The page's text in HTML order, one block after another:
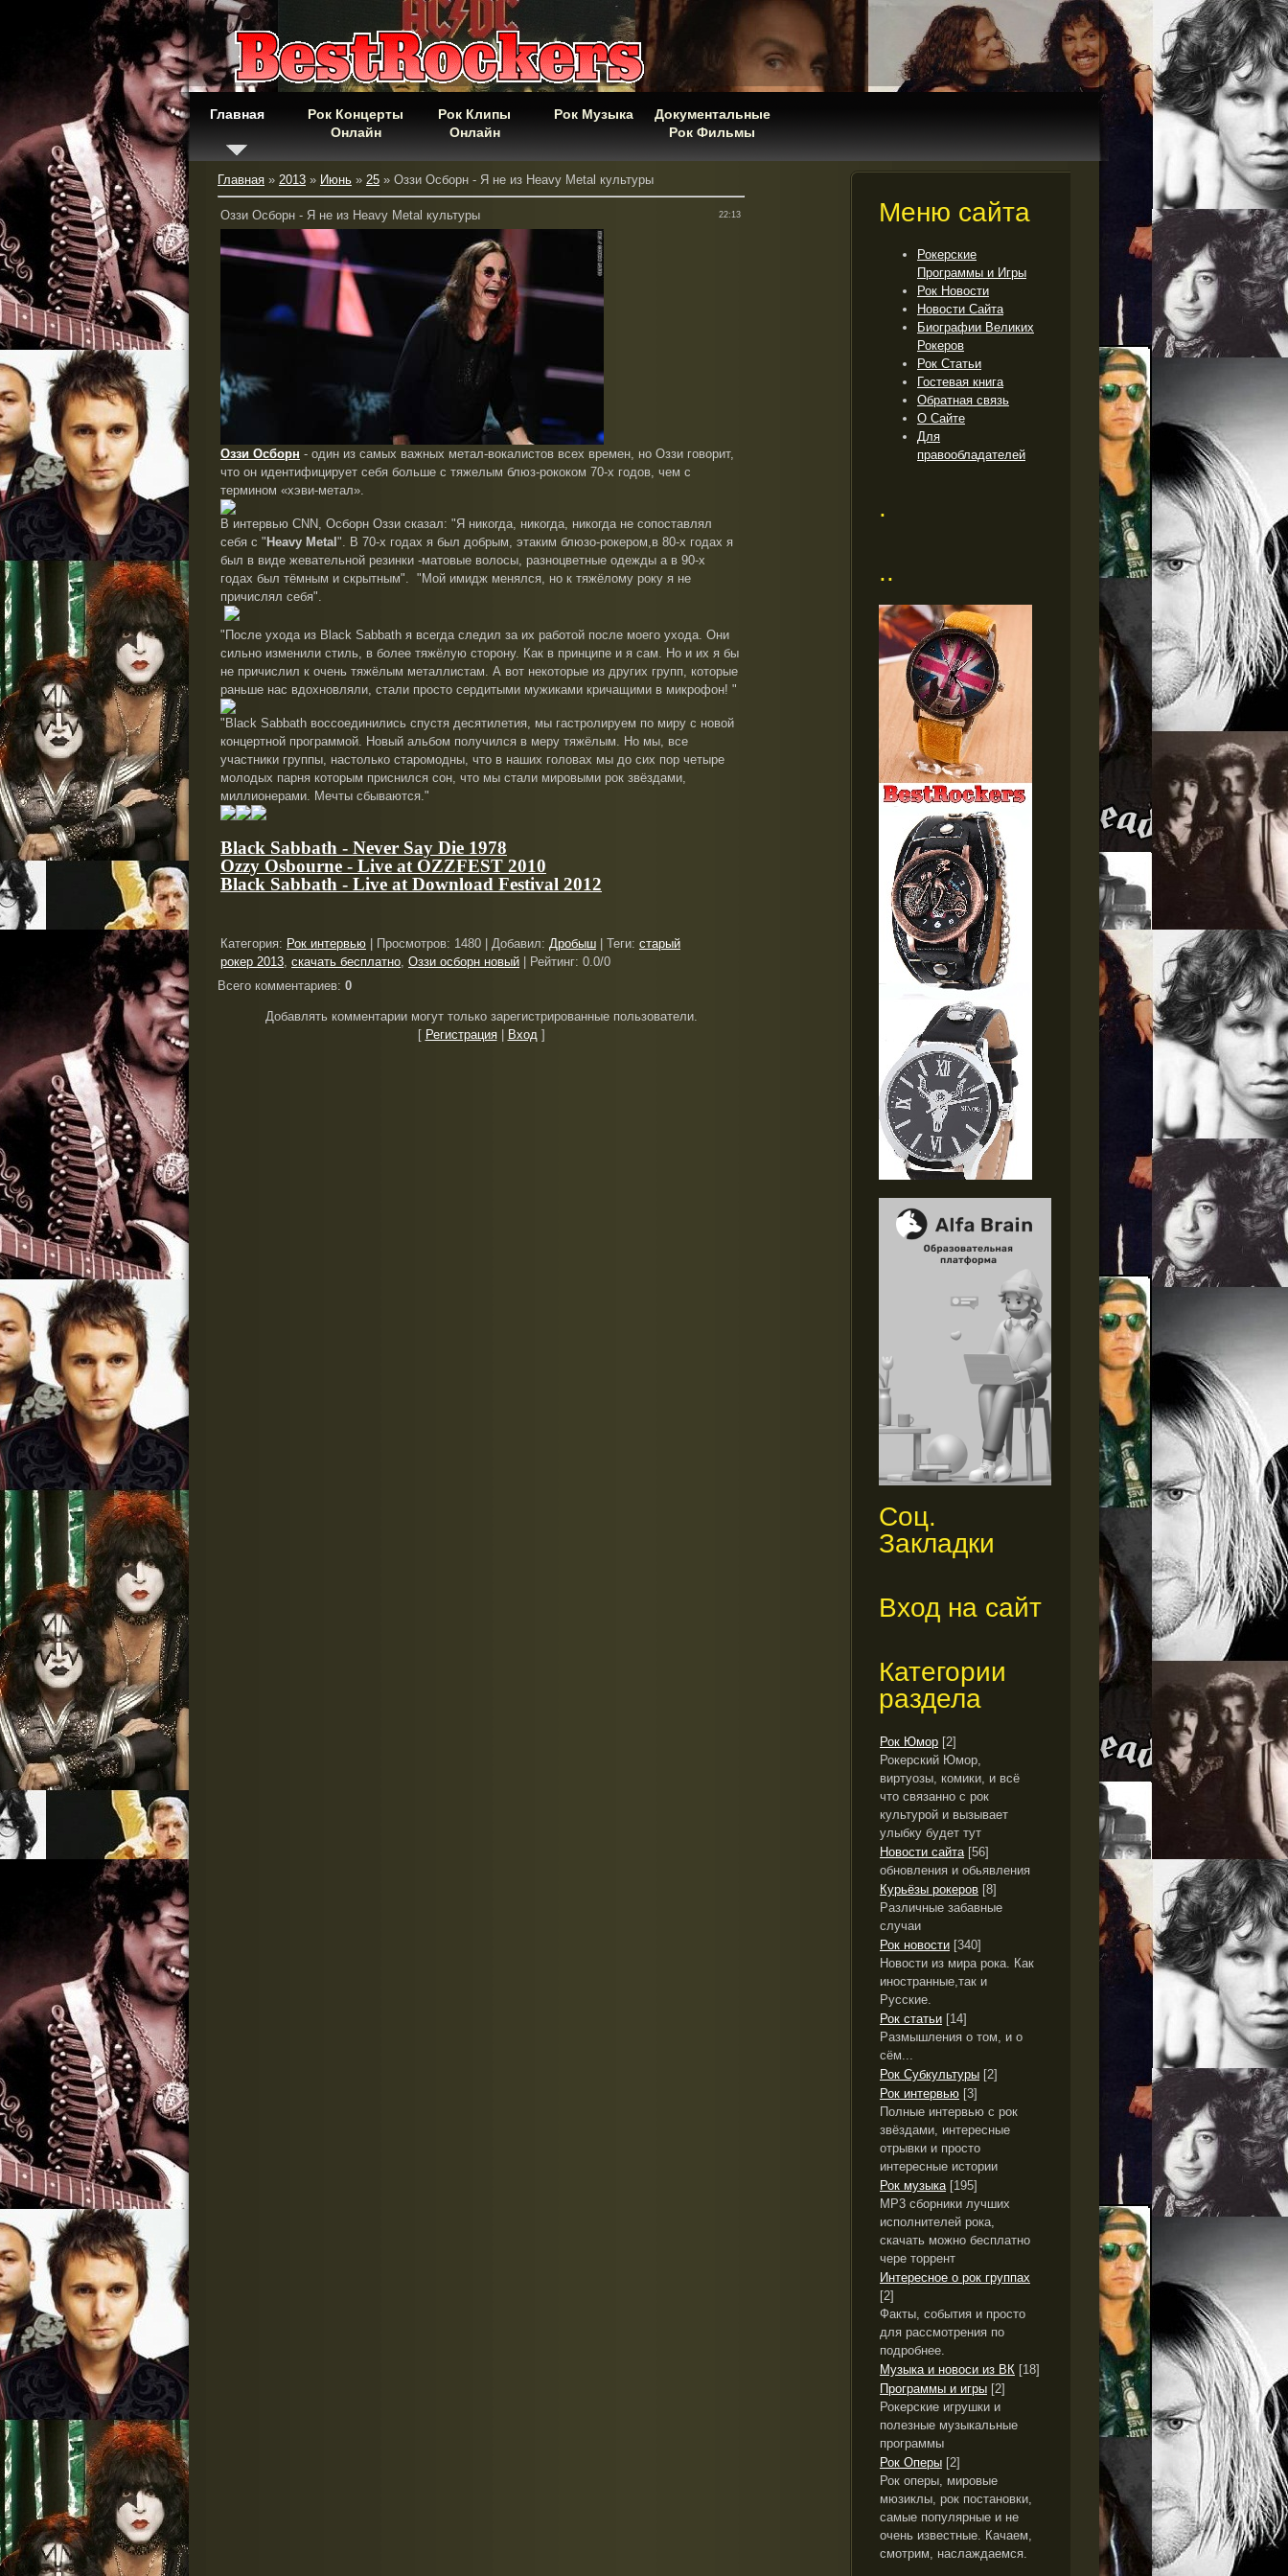
Главная
Рок Концерты
Онлайн
Рок Клипы
Онлайн
Рок Музыка
Документальные
Рок Фильмы
Главная » 2013 » Июнь » 25 » Оззи Осборн - Я не из Heavy Metal культуры
22:13
Оззи Осборн - Я не из Heavy Metal культуры
Оззи Осборн - один из самых важных метал-вокалистов всех времен, но Оззи говорит,
что он идентифицирует себя больше с тяжелым блюз-рококом 70-х годов, чем с
термином «хэви-метал».
В интервью CNN, Осборн Оззи сказал: "Я никогда, никогда, никогда не сопоставлял
себя с " Heavy Metal ". В 70-х годах я был добрым, этаким блюзо-рокером,в 80-х годах я
был в виде жевательной резинки -матовые волосы, разноцветные одежды а в 90-х
годах был тёмным и скрытным". "Мой имидж менялся, но к тяжёлому року я не
причислял себя".
"После ухода из Black Sabbath я всегда следил за их работой после моего ухода. Они
сильно изменили стиль, в более тяжёлую сторону. Как в принципе и я сам. Но и их я бы
не причислил к очень тяжёлым металлистам. А вот некоторые из других групп, которые
раньше нас вдохновляли, стали просто сердитыми мужиками кричащими в микрофон! "
"Black Sabbath воссоединились спустя десятилетия, мы гастролируем по миру с новой
концертной программой. Новый альбом получился в меру тяжёлым. Но мы, все
участники группы, настолько старомодны, что в наших головах мы до сих пор четыре
молодых парня которым приснился сон, что мы стали мировыми рок звёздами,
миллионерами. Мечты сбываются."
Black Sabbath - Never Say Die 1978
Ozzy Osbourne - Live at OZZFEST 2010
Black Sabbath - Live at Download Festival 2012
Категория: Рок интервью Просмотров: 1480 | Добавил: Дробыш Теги: старый
рокер 2013, скачать бесплатно, Оззи осборн новый Рейтинг: 0.0/0
Всего комментариев: 0
Добавлять комментарии могут только зарегистрированные пользователи.
[ Регистрация| Вход]
Меню сайта
Рокерские
Программы и Игры
Рок Новости
Новости Сайта
Биографии Великих
Рокеров
Рок Cтатьи
Гостевая книга
Обратная связь
О Сайте
Для
правообладателей
.
..
Соц.
Закладки
Вход на сайт
Категории
раздела
Рок Юмор [2]
Рокерский Юмор,
виртуозы, комики, и всё
что связанно с рок
культурой и вызывает
улыбку будет тут
Новости сайта [56]
обновления и обьявления
Курьёзы рокеров [8]
Различные забавные
случаи
Рок новости [340]
Новости из мира рока. Как
иностранные,так и
Русские.
Рок статьи [14]
Размышления о том, и о
сём...
Рок Субкультуры [2]
Рок интервью [3]
Полные интервью с рок
звёздами, интересные
отрывки и просто
интересные истории
Рок музыка [195]
MP3 сборники лучших
исполнителей рока,
скачать можно бесплатно
чере торрент
Интересное о рок группах
[2]
Факты, события и просто
для рассмотрения по
подробнее.
Музыка и новоси из ВК [18]
Программы и игры [2]
Рокерские игрушки и
полезные музыкальные
программы
Рок Оперы [2]
Рок оперы, мировые
мюзиклы, рок постановки,
самые популярные и не
очень известные. Качаем,
смотрим, наслаждаемся.